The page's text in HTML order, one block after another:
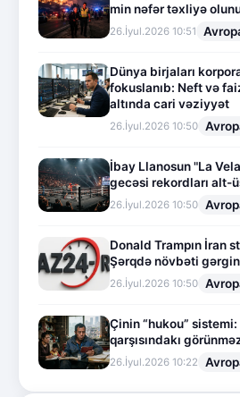
min nəfər təxliyə
26.İyul.2026 10:51
Dünya birjaları
fokuslanıb: Neft və
altında cari vəziyyət
26.İyul.2026 10:50
İbay Llanosun "La
gecəsi rekordları alt-
26.İyul.2026 10:50
Donald Trampın İran
Şərqdə növbəti
26.İyul.2026 10:50
Çinin “hukou”
qarşısındakı
26.İyul.2026 10:22